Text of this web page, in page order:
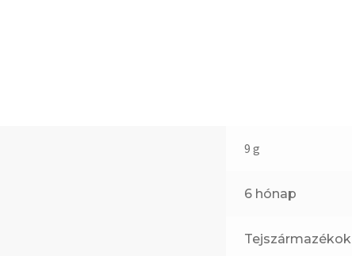
9 g
6 hónap
Tejszármazékok